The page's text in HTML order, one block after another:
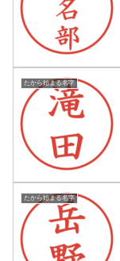
たから始まる名字
たから始まる名字